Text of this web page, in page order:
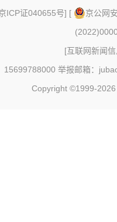
ICP证040655号] [
京公网
[互联网新闻
15699788000 举报邮箱：
Copyright ©1999-